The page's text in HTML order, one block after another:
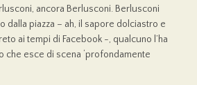
ancora Berlusconi. Berlusconi
dalla piazza – ah, il sapore dolciastro e
ai tempi di Facebook -, qualcuno l’ha
che esce di scena ‘profondamente